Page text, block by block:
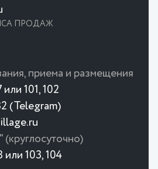
ПРОДАЖ
приема и размещения
101, 102
(Telegram)
или 103, 104